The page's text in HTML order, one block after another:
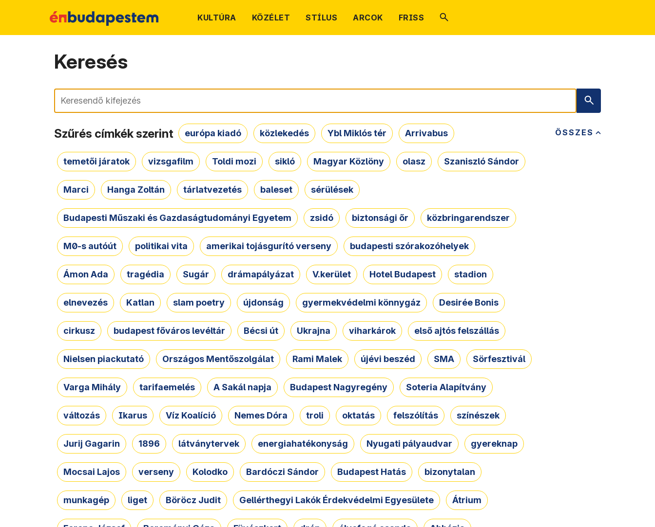
KULTÚRA KÖZÉLET STÍLUS ARCOK FRISS
Keresés
Keresés
ÖSSZES
Szűrés címkék szerint európa kiadó közlekedés Ybl Miklós tér Arrivabus
temetői járatok vizsgafilm Toldi mozi sikló Magyar Közlöny olasz Szaniszló Sándor
Marci Hanga Zoltán tárlatvezetés baleset sérülések
Budapesti Műszaki és Gazdaságtudományi Egyetem zsidó biztonsági őr közbringarendszer
M0-s autóút politikai vita amerikai tojásgurító verseny budapesti szórakozóhelyek
Ámon Ada tragédia Sugár drámapályázat V.kerület Hotel Budapest stadion
elnevezés Katlan slam poetry újdonság gyermekvédelmi könnygáz Desirée Bonis
cirkusz budapest főváros levéltár Bécsi út Ukrajna viharkárok első ajtós felszállás
Nielsen piackutató Országos Mentőszolgálat Rami Malek újévi beszéd SMA Sörfesztivál
Varga Mihály tarifaemelés A Sakál napja Budapest Nagyregény Soteria Alapítvány
változás Ikarus Víz Koalíció Nemes Dóra troli oktatás felszólítás színészek
Jurij Gagarin 1896 látványtervek energiahatékonyság Nyugati pályaudvar gyereknap
Mocsai Lajos verseny Kolodko Bardóczi Sándor Budapest Hatás bizonytalan
munkagép liget Böröcz Judit Gellérthegyi Lakók Érdekvédelmi Egyesülete Átrium